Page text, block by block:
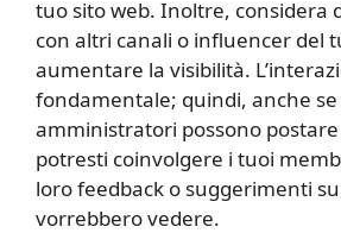
tuo sito web. Inoltre, considera
con altri canali o influencer del
aumentare la visibilità.
fondamentale; quindi, anche se
amministratori possono
potresti coinvolgere i tuoi
loro feedback o suggerimenti
vorrebbero vedere.